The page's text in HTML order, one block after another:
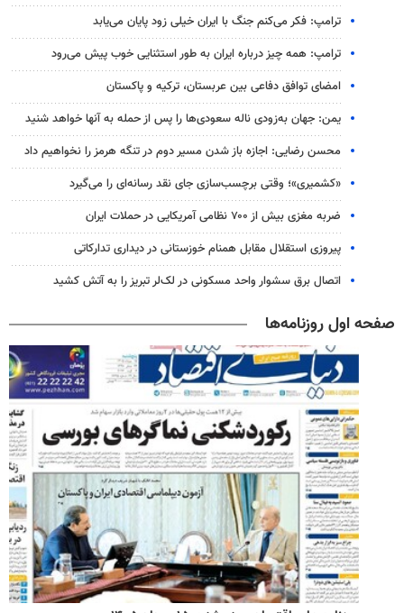
ترامپ: فکر می‌کنم جنگ با ایران خیلی زود پایان می‌یابد
ترامپ: همه چیز درباره ایران به طور استثنایی خوب پیش می‌رود
امضای توافق دفاعی بین عربستان، ترکیه و پاکستان
یمن: جهان به‌زودی ناله سعودی‌ها را پس از حمله به آنها خواهد شنید
محسن رضایی: اجازه باز شدن مسیر دوم در تنگه هرمز را نخواهیم داد
«کشمیری»؛ وقتی برچسب‌سازی جای نقد رسانه‌ای را می‌گیرد
ضربه مغزی بیش از ۷۰۰ نظامی آمریکایی در حملات ایران
پیروزی استقلال مقابل همنام خوزستانی در دیداری تدارکاتی
اتصال برق سشوار واحد مسکونی در لک‌لر تبریز را به آتش کشید
صفحه اول روزنامه‌ها